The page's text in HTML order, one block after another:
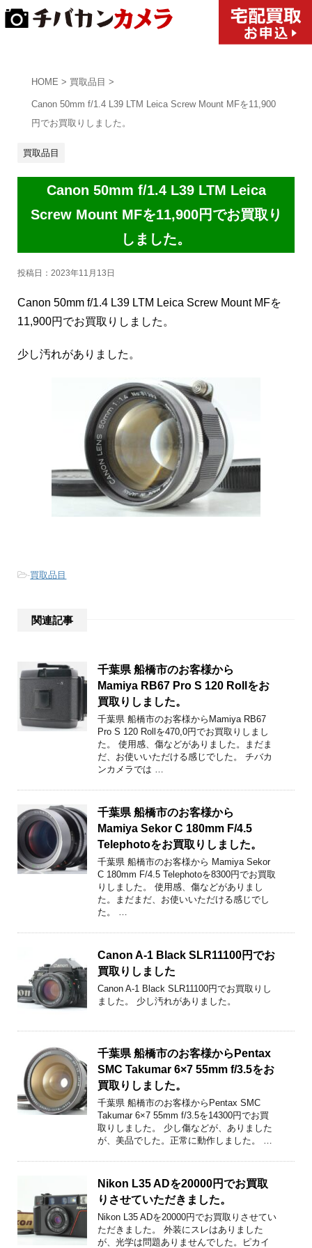
HOME > 買取品目 >
Canon 50mm f/1.4 L39 LTM Leica Screw Mount MFを11,900
円でお買取りしました。
買取品目
Canon 50mm f/1.4 L39 LTM Leica
Screw Mount MFを11,900円でお買取り
しました。
投稿日： 2023年11月13日
Canon 50mm f/1.4 L39 LTM Leica Screw Mount MFを
11,900円でお買取りしました。
少し汚れがありました。
-買取品目
関連記事
千葉県 船橋市のお客様から
Mamiya RB67 Pro S 120 Rollをお
買取りしました。
千葉県 船橋市のお客様からMamiya RB67
Pro S 120 Rollを470,0円でお買取りしまし
た。 使用感、傷などがありました。まだま
だ、お使いいただける感じでした。 チバカ
ンカメラでは …
千葉県 船橋市のお客様から
Mamiya Sekor C 180mm F/4.5
Telephotoをお買取りしました。
千葉県 船橋市のお客様から Mamiya Sekor
C 180mm F/4.5 Telephotoを8300円でお買取
りしました。 使用感、傷などがありまし
た。まだまだ、お使いいただける感じでし
た。 …
Canon A-1 Black SLR11100円でお
買取りしました
Canon A-1 Black SLR11100円でお買取りし
ました。 少し汚れがありました。
千葉県 船橋市のお客様からPentax
SMC Takumar 6×7 55mm f/3.5をお
買取りしました。
千葉県 船橋市のお客様からPentax SMC
Takumar 6×7 55mm f/3.5を14300円でお買
取りしました。 少し傷などが、ありました
が、美品でした。正常に動作しました。 …
Nikon L35 ADを20000円でお買取
りさせていただきました。
Nikon L35 ADを20000円でお買取りさせてい
ただきました。 外装にスレはありました
が、光学は問題ありませんでした。ピカイ